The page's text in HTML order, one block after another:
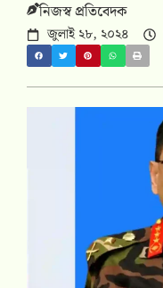
নিজস্ব প্রতিবেদক
জুলাই ২৮, ২০২৪